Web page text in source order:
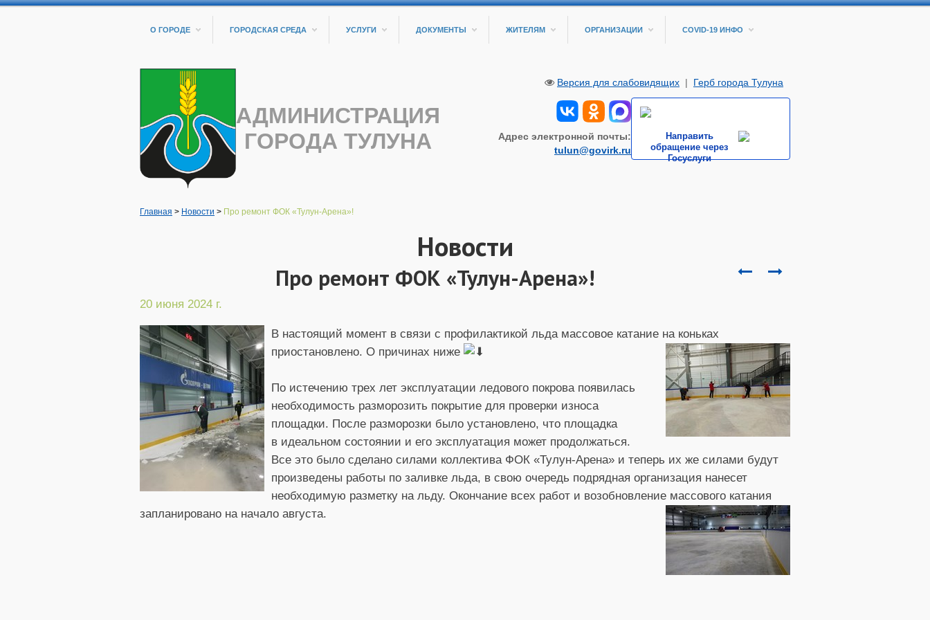
О ГОРОДЕ ГОРОДСКАЯ СРЕДА УСЛУГИ ДОКУМЕНТЫ ЖИТЕЛЯМ ОРГАНИЗАЦИИ COVID-19 ИНФО
АДМИНИСТРАЦИЯ
ГОРОДА ТУЛУНА
Адрес электронной почты:
tulun@govirk.ru
Направить
обращение через
Госуслуги
Версия для слабовидящих | Герб города Тулуна
Главная > Новости > Про ремонт ФОК «Тулун-Арена»!
Новости
Про ремонт ФОК «Тулун-Арена»!
20 июня 2024 г.
В настоящий момент в связи с профилактикой льда массовое катание на коньках
приостановлено. О причинах ниже
По истечению трех лет эксплуатации ледового покрова появилась
необходимость разморозить покрытие для проверки износа
площадки. После разморозки было установлено, что площадка
в идеальном состоянии и его эксплуатация может продолжаться.
Все это было сделано силами коллектива ФОК «Тулун-Арена» и теперь их же силами будут
произведены работы по заливке льда, в свою очередь подрядная организация нанесет
необходимую разметку на льду. Окончание всех работ и возобновление массового катания
запланировано на начало августа.